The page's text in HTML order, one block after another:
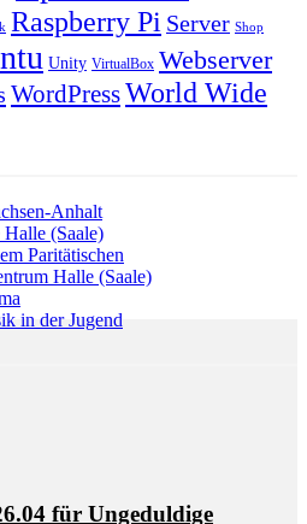
Raspberry Pi Server Shop
Unity VirtualBox Webserver
WordPressWorld Wide
für Ungeduldige